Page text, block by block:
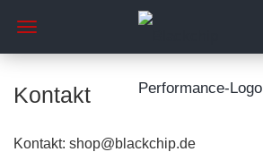
Kontakt
Kontakt: shop@blackchip.de